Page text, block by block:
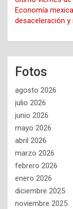
Economía
desaceleración
Fotos
agosto 2026
julio 2026
junio 2026
mayo 2026
abril 2026
marzo 2026
febrero 2026
enero 2026
diciembre 2025
noviembre 2025